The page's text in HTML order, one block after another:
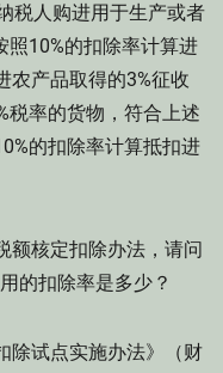
税人购进用于生产或者
照10%的扣除率计算进
农产品取得的3%征收
税率的货物，符合上述
的扣除率计算抵扣进
额核定扣除办法，请问
的扣除率是多少？
除试点实施办法》（财